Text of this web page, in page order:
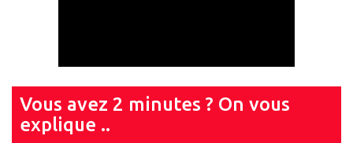
Vous avez 2 minutes ? On vous
explique ..